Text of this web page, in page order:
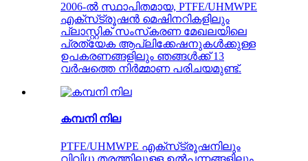
2006-ൽ സ്ഥാപിതമായ, PTFE/UHMWPE
എക്‌സ്‌ട്രൂഷൻ മെഷിനറികളിലും
പ്ലാസ്റ്റിക് സംസ്‌കരണ മേഖലയിലെ
പ്രത്യേക ആപ്ലിക്കേഷനുകൾക്കുള്ള
ഉപകരണങ്ങളിലും ഞങ്ങൾക്ക് 13
വർഷത്തെ നിർമ്മാണ പരിചയമുണ്ട്.
കമ്പനി നില
PTFE/UHMWPE എക്‌സ്‌ട്രൂഷനിലും
വിവിധ തരത്തിലുള്ള ഉൽപന്നങ്ങളിലും